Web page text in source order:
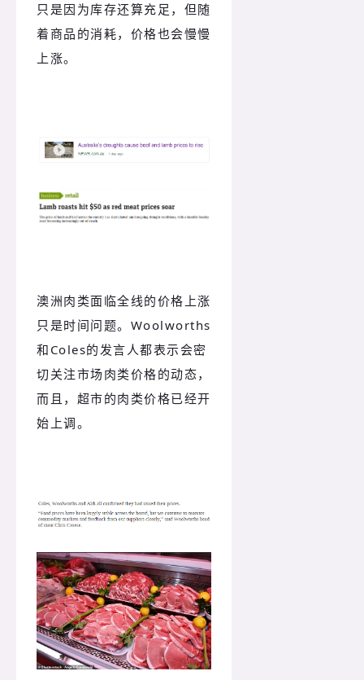
只是因为库存还算充足，但随
着商品的消耗，价格也会慢慢
上涨。
澳洲肉类面临全线的价格上涨
只是时间问题。Woolworths
和Coles的发言人都表示会密
切关注市场肉类价格的动态，
而且，超市的肉类价格已经开
始上调。